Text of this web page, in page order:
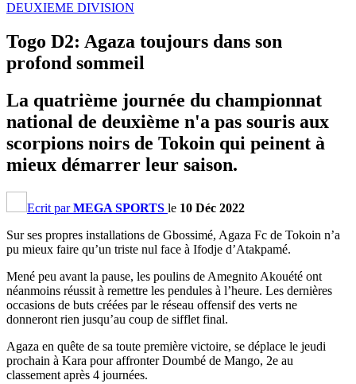
DEUXIEME DIVISION
Togo D2: Agaza toujours dans son
profond sommeil
La quatrième journée du championnat
national de deuxième n'a pas souris aux
scorpions noirs de Tokoin qui peinent à
mieux démarrer leur saison.
Ecrit parMEGA SPORTS le 10 Déc 2022
Sur ses propres installations de Gbossimé, Agaza Fc de Tokoin n’a
pu mieux faire qu’un triste nul face à Ifodje d’Atakpamé.
Mené peu avant la pause, les poulins de Amegnito Akouété ont
néanmoins réussit à remettre les pendules à l’heure. Les dernières
occasions de buts créées par le réseau offensif des verts ne
donneront rien jusqu’au coup de sifflet final.
Agaza en quête de sa toute première victoire, se déplace le jeudi
prochain à Kara pour affronter Doumbé de Mango, 2e au
classement après 4 journées.